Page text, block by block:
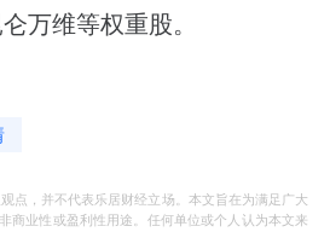
万维等权重股。
点，并不代表乐居财经立场。本文旨在为满足广大
商业性或盈利性用途。任何单位或个人认为本文来